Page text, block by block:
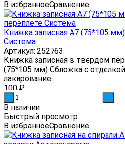
В избранноеСравнение
Книжка записная А7 (75*105
Система
Артикул: 252763
Книжка записная в твердом
(75*105 мм) Обложка с
лакирование
100 ₽
В наличии
Быстрый просмотр
В избранноеСравнение